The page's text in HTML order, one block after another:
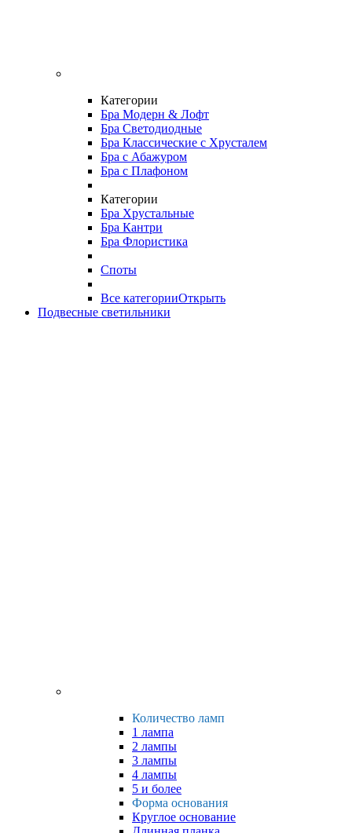
Категории
Бра Модерн & Лофт
Бра Светодиодные
Бра Классические с Хрусталем
Бра с Абажуром
Бра с Плафоном
Категории
Бра Хрустальные
Бра Кантри
Бра Флористика
Споты
Все категорииОткрыть
Подвесные светильники
Количество ламп
1 лампа
2 лампы
3 лампы
4 лампы
5 и более
Форма основания
Круглое основание